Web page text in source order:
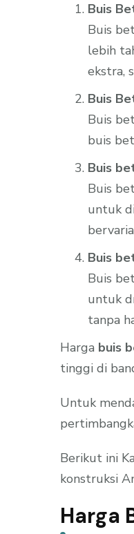
Buis
Buis
lebih
ekstra,
Buis
Buis
buis
Buis
Buis
untuk
Buis
Buis
untuk
tanpa
Harga buis
tinggi di
Untuk
Berikut ini
konstruksi
Harga